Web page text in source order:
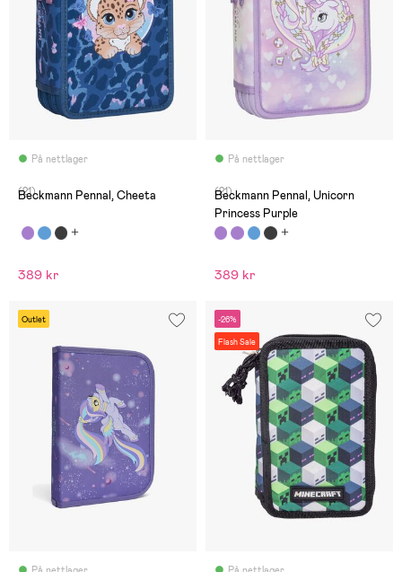
På nettlager
(21)
Beckmann Pennal, Cheeta
389 kr
På nettlager
(21)
Beckmann Pennal, Unicorn
Princess Purple
389 kr
Outlet -26%
Flash Sale